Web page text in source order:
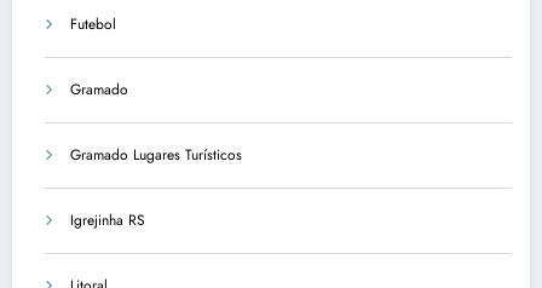
Futebol
Gramado
Gramado Lugares Turísticos
Igrejinha RS